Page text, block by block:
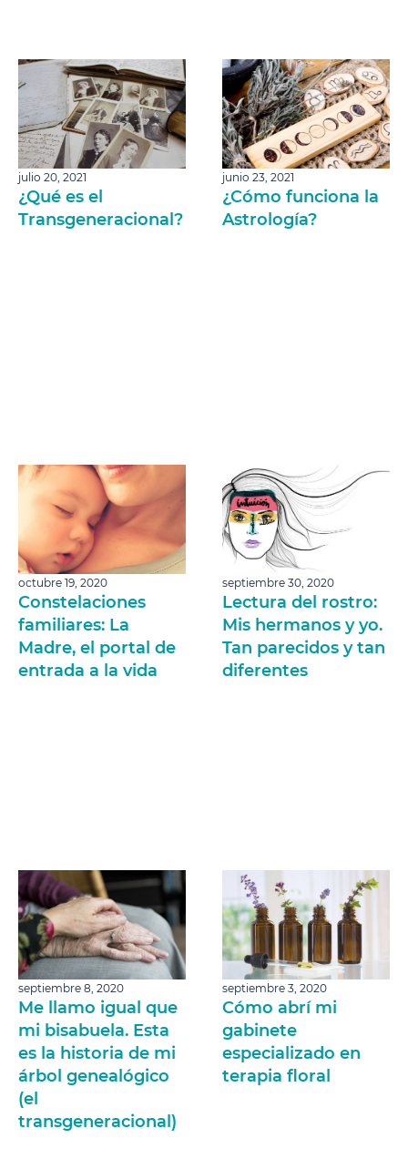
julio 20, 2021
¿Qué es el
Transgeneracional?
junio 23, 2021
¿Cómo funciona la
Astrología?
octubre 19, 2020
Constelaciones
familiares: La
Madre, el portal de
entrada a la vida
septiembre 30, 2020
Lectura del rostro:
Mis hermanos y yo.
Tan parecidos y tan
diferentes
septiembre 8, 2020
Me llamo igual que
mi bisabuela. Esta
es la historia de mi
árbol genealógico
(el
transgeneracional)
septiembre 3, 2020
Cómo abrí mi
gabinete
especializado en
terapia floral